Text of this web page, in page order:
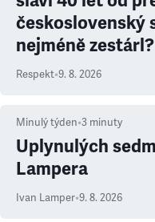
československý
nejméně zestárl?
Respekt•9. 8. 2026
Minulý týden•3 minuty
Uplynulých
Lampera
Ivan Lamper•9. 8. 2026